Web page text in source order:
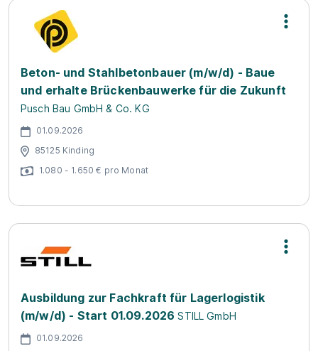
Beton- und Stahlbetonbauer (m/w/d) - Baue
und erhalte Brückenbauwerke für die Zukunft
Pusch Bau GmbH & Co. KG
01.09.2026
85125 Kinding
1.080 - 1.650 € pro Monat
Ausbildung zur Fachkraft für Lagerlogistik
(m/w/d) - Start 01.09.2026 STILL GmbH
01.09.2026